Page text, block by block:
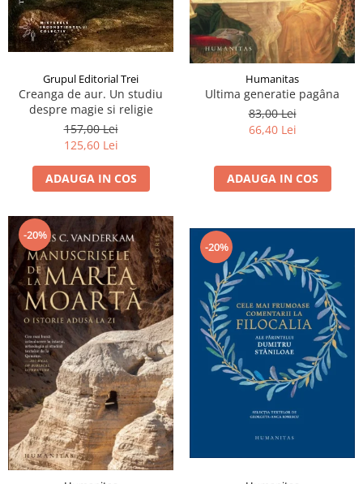
Grupul Editorial Trei
Creanga de aur. Un studiu
despre magie si religie
157,00 Lei
125,60 Lei
ADAUGA IN COS
Humanitas
Ultima generatie pagâna
83,00 Lei
66,40 Lei
ADAUGA IN COS
-20%
-20%